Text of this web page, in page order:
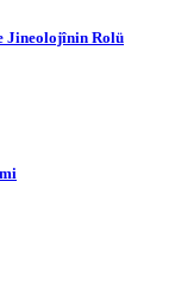
Jineolojînin Rolü